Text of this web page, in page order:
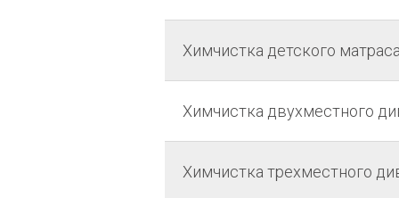
Химчистка детского
Химчистка двухместного
Химчистка трехместного